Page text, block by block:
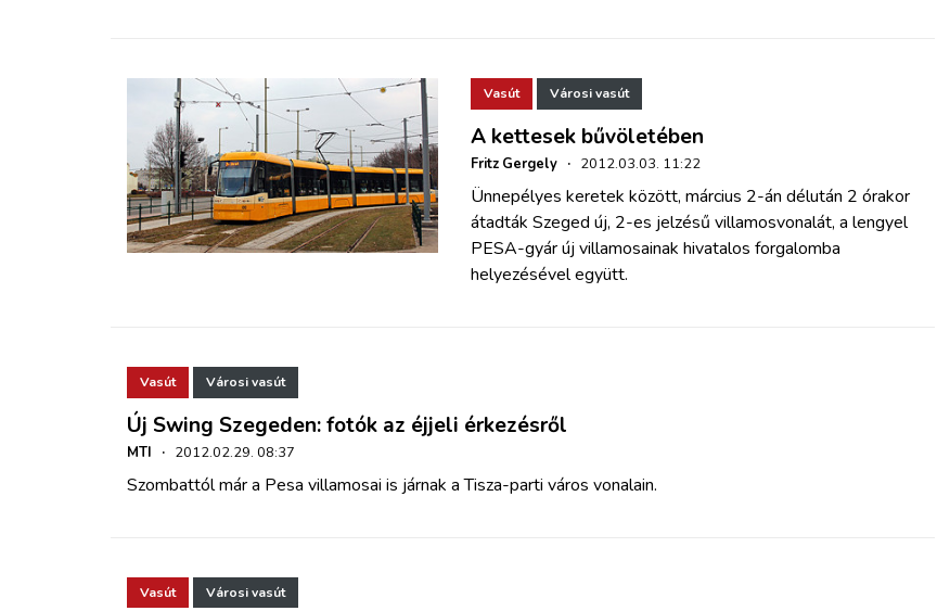
Vasút Városi vasút
A kettesek bűvöletében
Fritz Gergely · 2012.03.03. 11:22
Ünnepélyes keretek között, március 2-án délután 2 órakor
átadták Szeged új, 2-es jelzésű villamosvonalát, a lengyel
PESA-gyár új villamosainak hivatalos forgalomba
helyezésével együtt.
Vasút Városi vasút
Új Swing Szegeden: fotók az éjjeli érkezésről
MTI · 2012.02.29. 08:37
Szombattól már a Pesa villamosai is járnak a Tisza-parti város vonalain.
Vasút Városi vasút